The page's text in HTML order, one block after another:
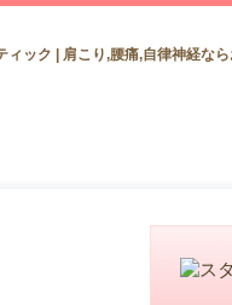
ック | 肩こり,腰痛,自律神経な